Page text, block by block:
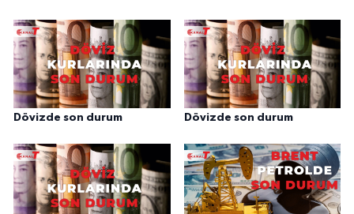
Dövizde son durum Dövizde son durum